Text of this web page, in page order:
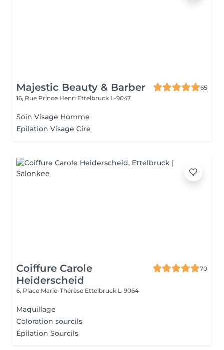
Majestic Beauty & Barber
65
16, Rue Prince Henri Ettelbruck L-9047
Soin Visage Homme
Epilation Visage Cire
Coiffure Carole
Heiderscheid
70
6, Place Marie-Thérèse Ettelbruck L-9064
Maquillage
Coloration sourcils
Épilation Sourcils